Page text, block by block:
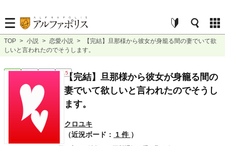
TOP > 小説 > 恋愛小説 >
【完結】旦那様から彼女が身籠る間の妻でいて欲
しいと言われたのでそうします。
恋愛 完結 短編 R15【完結】旦那様から彼女が身籠る間の
妻でいて欲しいと言われたのでそうし
ます。
クロユキ
（近況ボード：
1 件 ）